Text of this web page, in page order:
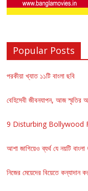
Popular Posts
পরকীয়া খ্যাত ১১টি বাংলা ছবি
বেহিসেবী জীবনযাপন, আজ স্মৃতির
9 Disturbing Bollywood
আশা জাগিয়েও ব্যর্থ যে নয়টি বাংলা
নিজের মেয়েদের বিয়েতে কন্যাদান